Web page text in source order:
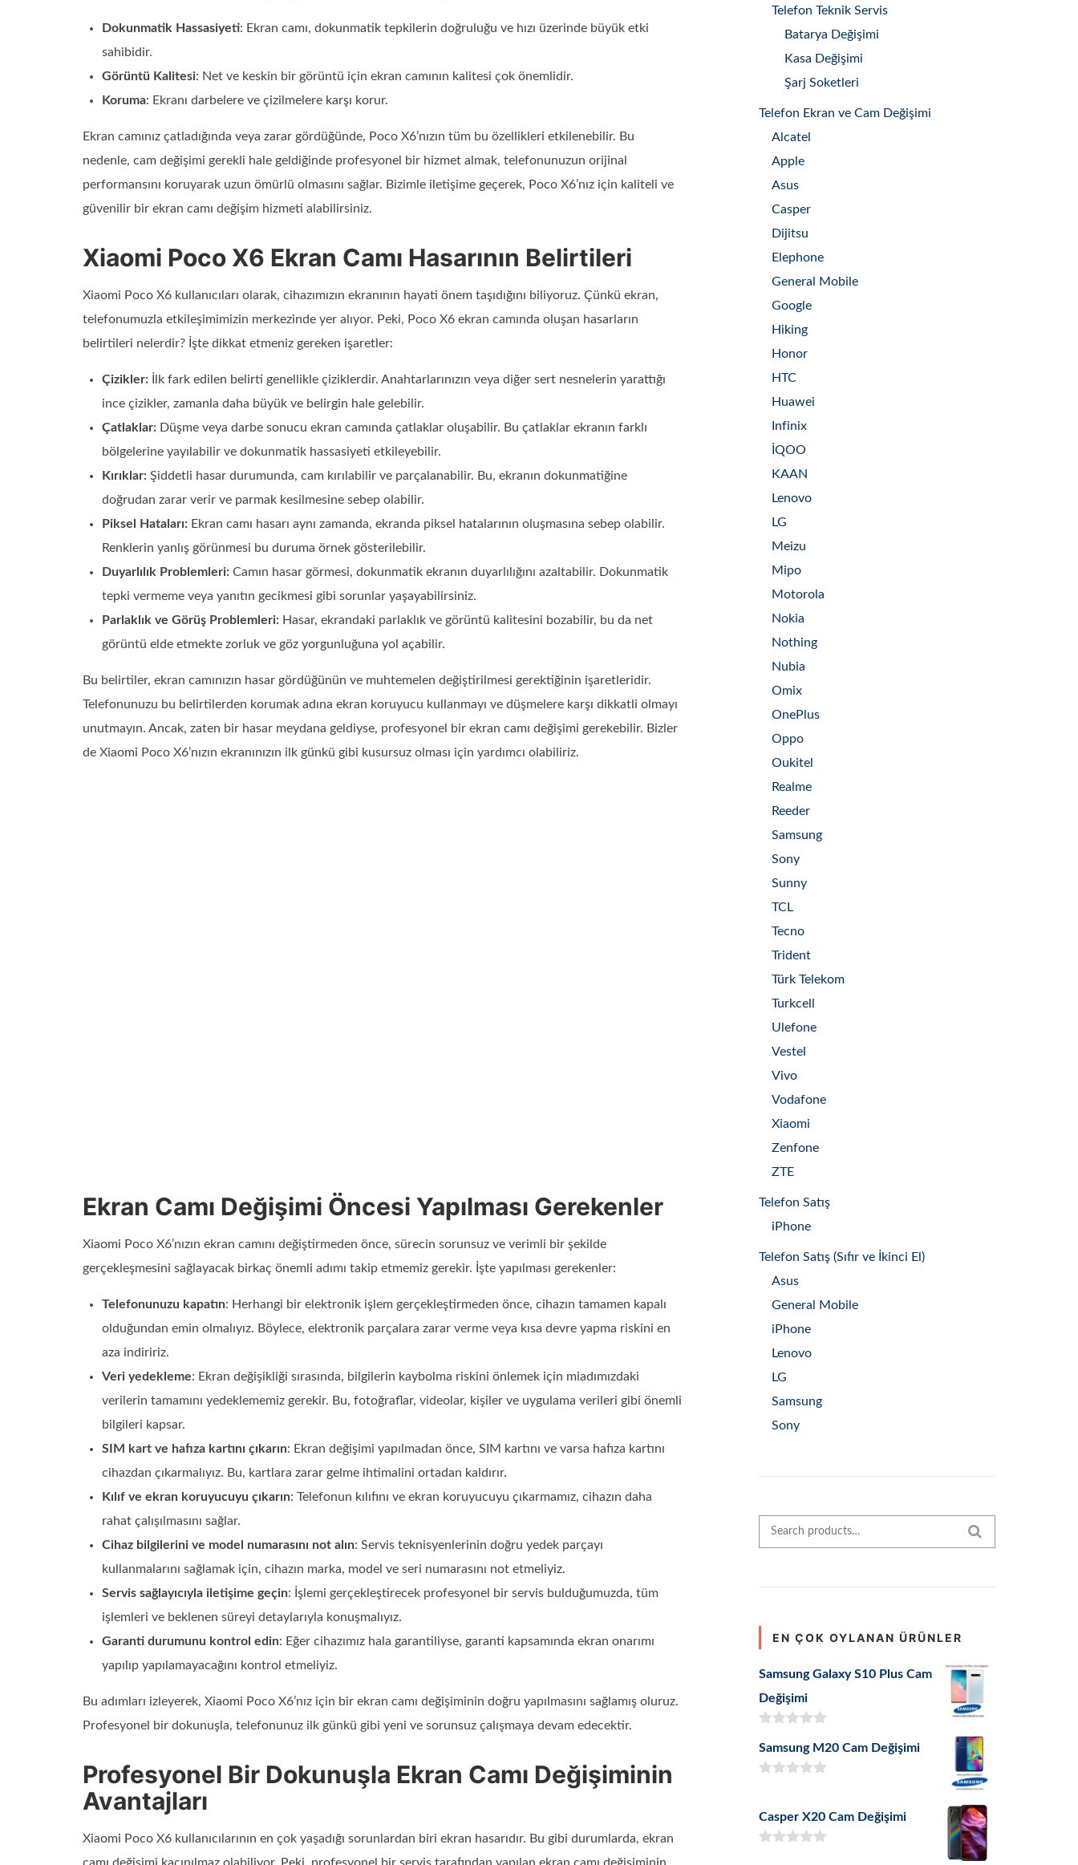
Dokunmatik Hassasiyeti: Ekran camı, dokunmatik tepkilerin doğruluğu ve hızı üzerinde büyük etki
sahibidir.
Görüntü Kalitesi: Net ve keskin bir görüntü için ekran camının kalitesi çok önemlidir.
Koruma: Ekranı darbelere ve çizilmelere karşı korur.
Ekran camınız çatladığında veya zarar gördüğünde, Poco X6’nızın tüm bu özellikleri etkilenebilir. Bu
nedenle, cam değişimi gerekli hale geldiğinde profesyonel bir hizmet almak, telefonunuzun orijinal
performansını koruyarak uzun ömürlü olmasını sağlar. Bizimle iletişime geçerek, Poco X6’nız için kaliteli ve
güvenilir bir ekran camı değişim hizmeti alabilirsiniz.
Xiaomi Poco X6 Ekran Camı Hasarının Belirtileri
Xiaomi Poco X6 kullanıcıları olarak, cihazımızın ekranının hayati önem taşıdığını biliyoruz. Çünkü ekran,
telefonumuzla etkileşimimizin merkezinde yer alıyor. Peki, Poco X6 ekran camında oluşan hasarların
belirtileri nelerdir? İşte dikkat etmeniz gereken işaretler:
Çizikler: İlk fark edilen belirti genellikle çiziklerdir. Anahtarlarınızın veya diğer sert nesnelerin yarattığı
ince çizikler, zamanla daha büyük ve belirgin hale gelebilir.
Çatlaklar: Düşme veya darbe sonucu ekran camında çatlaklar oluşabilir. Bu çatlaklar ekranın farklı
bölgelerine yayılabilir ve dokunmatik hassasiyeti etkileyebilir.
Kırıklar: Şiddetli hasar durumunda, cam kırılabilir ve parçalanabilir. Bu, ekranın dokunmatiğine
doğrudan zarar verir ve parmak kesilmesine sebep olabilir.
Piksel Hataları: Ekran camı hasarı aynı zamanda, ekranda piksel hatalarının oluşmasına sebep olabilir.
Renklerin yanlış görünmesi bu duruma örnek gösterilebilir.
Duyarlılık Problemleri: Camın hasar görmesi, dokunmatik ekranın duyarlılığını azaltabilir. Dokunmatik
tepki vermeme veya yanıtın gecikmesi gibi sorunlar yaşayabilirsiniz.
Parlaklık ve Görüş Problemleri: Hasar, ekrandaki parlaklık ve görüntü kalitesini bozabilir, bu da net
görüntü elde etmekte zorluk ve göz yorgunluğuna yol açabilir.
Bu belirtiler, ekran camınızın hasar gördüğünün ve muhtemelen değiştirilmesi gerektiğinin işaretleridir.
Telefonunuzu bu belirtilerden korumak adına ekran koruyucu kullanmayı ve düşmelere karşı dikkatli olmayı
unutmayın. Ancak, zaten bir hasar meydana geldiyse, profesyonel bir ekran camı değişimi gerekebilir. Bizler
de Xiaomi Poco X6’nızın ekranınızın ilk günkü gibi kusursuz olması için yardımcı olabiliriz.
Ekran Camı Değişimi Öncesi Yapılması Gerekenler
Xiaomi Poco X6’nızın ekran camını değiştirmeden önce, sürecin sorunsuz ve verimli bir şekilde
gerçekleşmesini sağlayacak birkaç önemli adımı takip etmemiz gerekir. İşte yapılması gerekenler:
Telefonunuzu kapatın: Herhangi bir elektronik işlem gerçekleştirmeden önce, cihazın tamamen kapalı
olduğundan emin olmalıyız. Böylece, elektronik parçalara zarar verme veya kısa devre yapma riskini en
aza indiririz.
Veri yedekleme: Ekran değişikliği sırasında, bilgilerin kaybolma riskini önlemek için miadımızdaki
verilerin tamamını yedeklememiz gerekir. Bu, fotoğraflar, videolar, kişiler ve uygulama verileri gibi önemli
bilgileri kapsar.
SIM kart ve hafıza kartını çıkarın: Ekran değişimi yapılmadan önce, SIM kartını ve varsa hafıza kartını
cihazdan çıkarmalıyız. Bu, kartlara zarar gelme ihtimalini ortadan kaldırır.
Kılıf ve ekran koruyucuyu çıkarın: Telefonun kılıfını ve ekran koruyucuyu çıkarmamız, cihazın daha
rahat çalışılmasını sağlar.
Cihaz bilgilerini ve model numarasını not alın: Servis teknisyenlerinin doğru yedek parçayı
kullanmalarını sağlamak için, cihazın marka, model ve seri numarasını not etmeliyiz.
Servis sağlayıcıyla iletişime geçin: İşlemi gerçekleştirecek profesyonel bir servis bulduğumuzda, tüm
işlemleri ve beklenen süreyi detaylarıyla konuşmalıyız.
Garanti durumunu kontrol edin: Eğer cihazımız hala garantiliyse, garanti kapsamında ekran onarımı
yapılıp yapılamayacağını kontrol etmeliyiz.
Bu adımları izleyerek, Xiaomi Poco X6’nız için bir ekran camı değişiminin doğru yapılmasını sağlamış oluruz.
Profesyonel bir dokunuşla, telefonunuz ilk günkü gibi yeni ve sorunsuz çalışmaya devam edecektir.
Profesyonel Bir Dokunuşla Ekran Camı Değişiminin
Avantajları
Xiaomi Poco X6 kullanıcılarının en çok yaşadığı sorunlardan biri ekran hasarıdır. Bu gibi durumlarda, ekran
Telefon Teknik Servis
Batarya Değişimi
Kasa Değişimi
Şarj Soketleri
Telefon Ekran ve Cam Değişimi
Alcatel
Apple
Asus
Casper
Dijitsu
Elephone
General Mobile
Google
Hiking
Honor
HTC
Huawei
Infinix
İQOO
KAAN
Lenovo
LG
Meizu
Mipo
Motorola
Nokia
Nothing
Nubia
Omix
OnePlus
Oppo
Oukitel
Realme
Reeder
Samsung
Sony
Sunny
TCL
Tecno
Trident
Türk Telekom
Turkcell
Ulefone
Vestel
Vivo
Vodafone
Xiaomi
Zenfone
ZTE
Telefon Satış
iPhone
Telefon Satış (Sıfır ve İkinci El)
Asus
General Mobile
iPhone
Lenovo
LG
Samsung
Sony
Search for:
EN ÇOK OYLANAN ÜRÜNLER
Samsung Galaxy S10 Plus Cam
Değişimi
5.00oy aldı
Samsung M20 Cam Değişimi
Casper X20 Cam Değişimi